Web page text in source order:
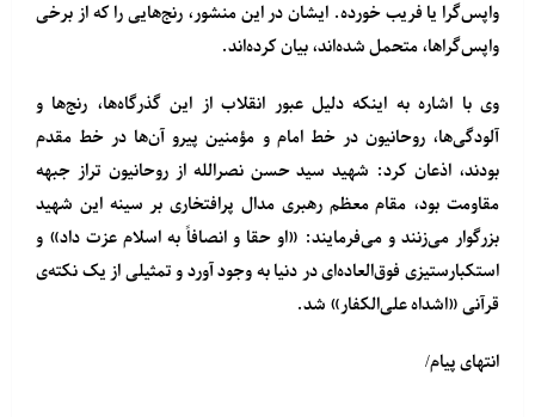
واپس‌گرا یا فریب خورده. ایشان در این منشور، رنج‌هایی را که از برخی
واپس‌گراها، متحمل شده‌اند، بیان کرده‌اند‌.
وی با اشاره به اینکه دلیل عبور انقلاب از این گذرگاه‌ها، رنج‌ها و
آلودگی‌ها، روحانیون در خط امام و مؤمنین پیرو آن‌ها در خط مقدم
بودند، اذعان کرد: شهید سید حسن نصرالله از روحانیون تراز جبهه
مقاومت بود، مقام معظم رهبری مدال پرافتخاری بر سینه‌ این شهید
بزرگوار می‌زنند و می‌فرمایند: «او حقا و انصافاً به اسلام عزت داد» و
استکبارستیزی فوق‌العاده‌ای در دنیا به وجود آورد و تمثیلی از یک نکته‌ی
قرآنی «اشداه علی‌الکفار» شد.
انتهای پیام/